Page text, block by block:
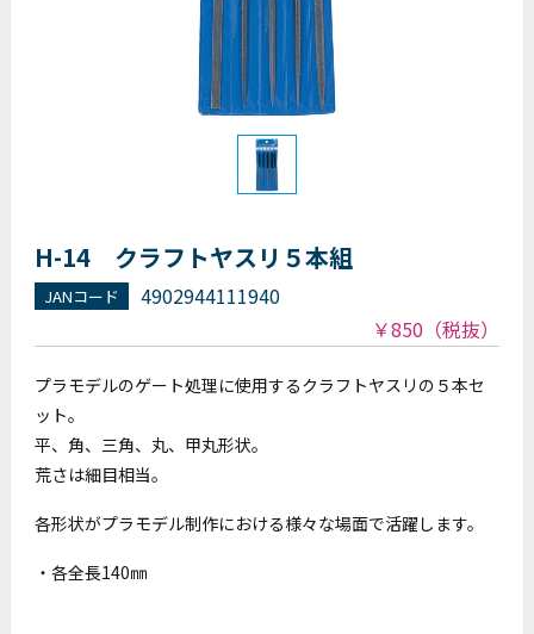
H-14 クラフトヤスリ５本組
JANコード
4902944111940
￥850 （税抜）
プラモデルのゲート処理に使用するクラフトヤスリの５本セ
ット。
平、角、三角、丸、甲丸形状。
荒さは細目相当。
各形状がプラモデル制作における様々な場面で活躍します。
・各全長140㎜